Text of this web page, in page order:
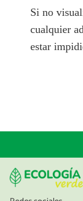
Si no
cualquier
estar